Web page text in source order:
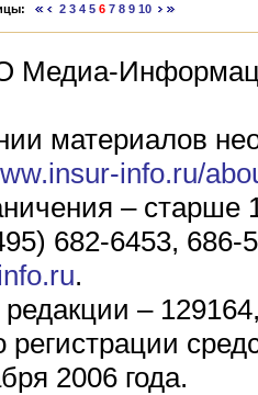
2 3 4 5 6 7 8 9 10
Медиа-
материалов
info.ru/
– старше
682-6453, 686-
.
–
регистрации
2006 года.